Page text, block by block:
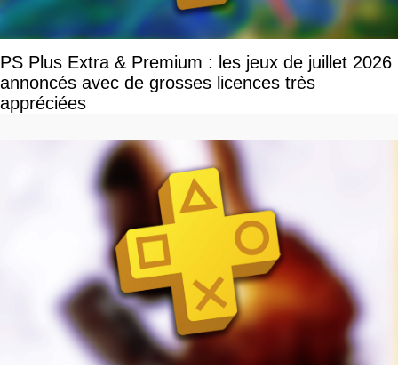
PS Plus Extra & Premium : les jeux de juillet 2026
annoncés avec de grosses licences très
appréciées